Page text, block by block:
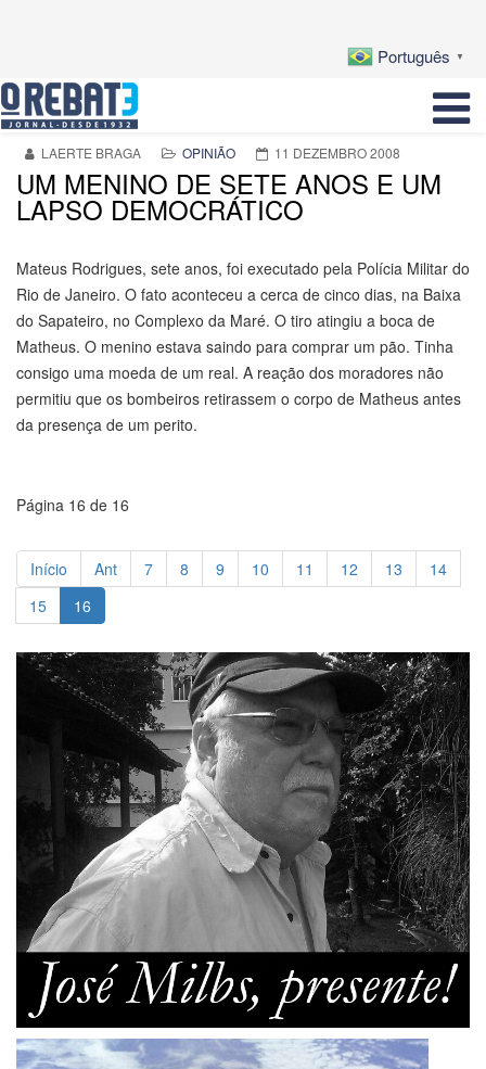
Português ▼
LAERTE BRAGA OPINIÃO 11 DEZEMBRO 2008
UM MENINO DE SETE ANOS E UM
LAPSO DEMOCRÁTICO
Mateus Rodrigues, sete anos, foi executado pela Polícia Militar do
Rio de Janeiro. O fato aconteceu a cerca de cinco dias, na Baixa
do Sapateiro, no Complexo da Maré. O tiro atingiu a boca de
Matheus. O menino estava saindo para comprar um pão. Tinha
consigo uma moeda de um real. A reação dos moradores não
permitiu que os bombeiros retirassem o corpo de Matheus antes
da presença de um perito.
Página 16 de 16
Início Ant 7 8 9 10 11 12 13
14
15
16